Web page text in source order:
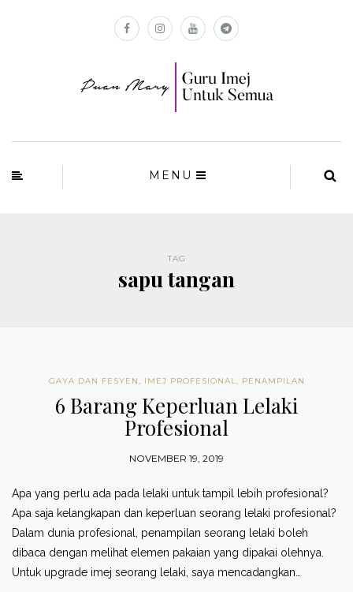
MENU
TAG
sapu tangan
GAYA DAN FESYEN, IMEJ PROFESIONAL, PENAMPILAN
6 Barang Keperluan Lelaki
Profesional
NOVEMBER 19, 2019
Apa yang perlu ada pada lelaki untuk tampil lebih profesional?
Apa saja kelangkapan dan keperluan seorang lelaki profesional?
Dalam dunia profesional, penampilan seorang lelaki boleh
dibaca dengan melihat elemen pakaian yang dipakai olehnya.
Untuk upgrade imej seorang lelaki, saya mencadangkan…